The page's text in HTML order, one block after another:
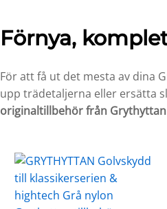
Förnya,
För att få ut det mesta av dina
upp trädetaljerna eller ersätta
originaltillbehör från